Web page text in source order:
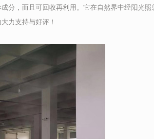
分，而且可回收再利用。它在自然界中经阳光照
力支持与好评！